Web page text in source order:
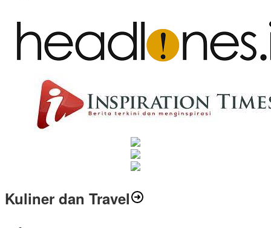
Kuliner dan Travel